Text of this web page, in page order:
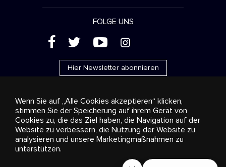
FOLGE UNS
( ' + &
Hier Newsletter abonnieren
Werbung Streaming und Vertrieb
Konsumgüter
Geschäftslösungen
Radio Über uns
Cookies
settings
© 2018-2025 Stingray Group Inc. Alle Rechte vorbehalten.
Wenn Sie auf „Alle Cookies akzeptieren“ klicken,
stimmen Sie der Speicherung auf ihrem Gerät von
Cookies zu, die das Ziel haben, die Navigation auf der
Website zu verbessern, die Nutzung der Website zu
analysieren und unsere Marketingmaßnahmen zu
unterstützen.